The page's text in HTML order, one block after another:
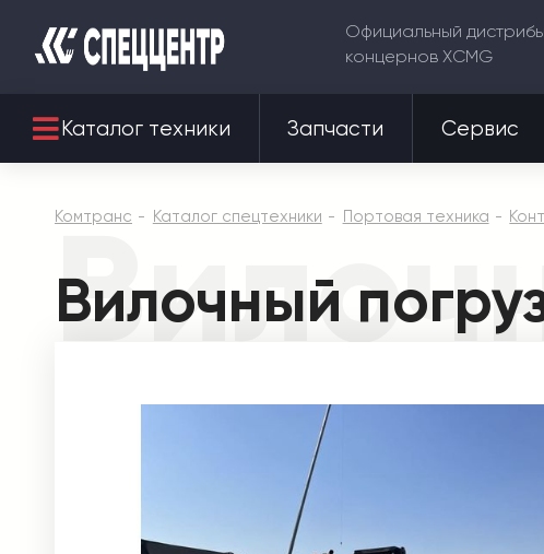
Официальный
концернов XCMG
Каталог техники Запчасти Сервис
Комтранс Каталог спецтехники Портовая техника
Вилочный